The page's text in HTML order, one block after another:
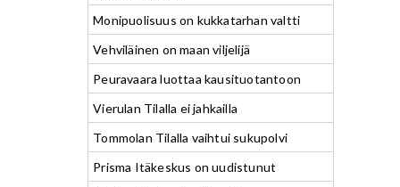
Monipuolisuus on kukkatarhan valtti
Vehviläinen on maan viljelijä
Peuravaara luottaa kausituotantoon
Vierulan Tilalla ei jahkailla
Tommolan Tilalla vaihtui sukupolvi
Prisma Itäkeskus on uudistunut